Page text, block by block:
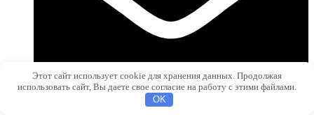
Этот сайт использует cookie для хранения данных. Продолжая
использовать сайт, Вы даете свое согласие на работу с этими файлами.
OK